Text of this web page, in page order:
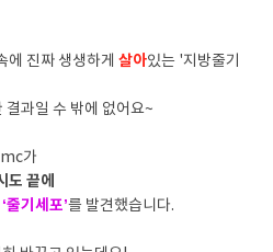
진짜 생생하게 살아있는 '지방줄기
과일 수 밖에 없어요~
가
끝에
‘줄기세포’를 발견했습니다.